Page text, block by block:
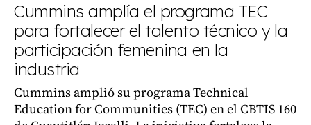
Cummins amplía el programa TEC
para fortalecer el talento técnico y la
participación femenina en la
industria
Cummins amplió su programa Technical
Education for Communities (TEC) en el CBTIS 160